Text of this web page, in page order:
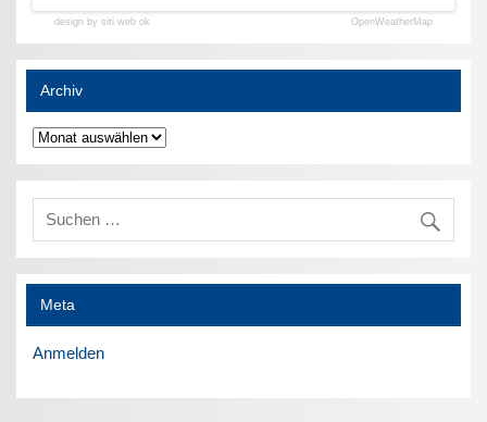
design by siti web ok OpenWeatherMap
Archiv
Archiv
Meta
Anmelden